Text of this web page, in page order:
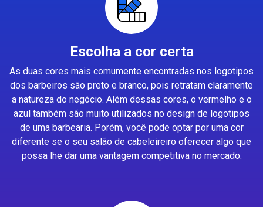
Escolha a cor certa
As duas cores mais comumente encontradas nos logotipos
dos barbeiros são preto e branco, pois retratam claramente
a natureza do negócio. Além dessas cores, o vermelho e o
azul também são muito utilizados no design de logotipos
de uma barbearia. Porém, você pode optar por uma cor
diferente se o seu salão de cabeleireiro oferecer algo que
possa lhe dar uma vantagem competitiva no mercado.